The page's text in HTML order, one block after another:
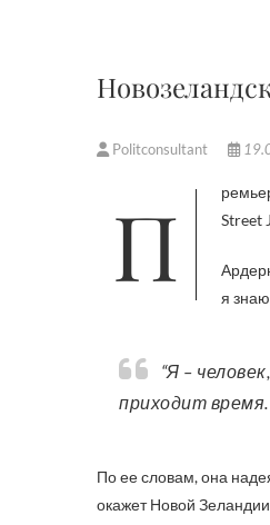
Politconsultant
Street
я
“Я – человек, политики – люди. Мы отдаем все, что можем, до тех пор, пока можем. А потом
приходит время.
По ее словам, она
окажет Новой Зеландии